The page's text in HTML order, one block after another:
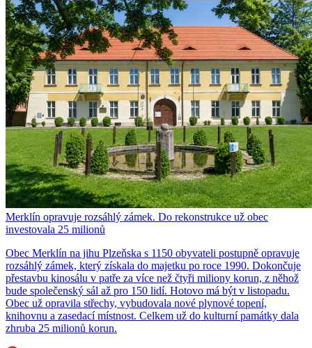
Merklín opravuje rozsáhlý zámek. Do rekonstrukce už obec
investovala 25 milionů
Obec Merklín na jihu Plzeňska s 1150 obyvateli postupně opravuje
rozsáhlý zámek, který získala do majetku po roce 1990. Dokončuje
přestavbu kinosálu v patře za více než čtyři miliony korun, z něhož
bude společenský sál až pro 150 lidí. Hotovo má být v listopadu.
Obec už opravila střechy, vybudovala nové plynové topení,
knihovnu a zasedací místnost. Celkem už do kulturní památky dala
zhruba 25 milionů korun.